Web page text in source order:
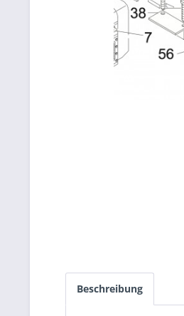
Beschreibung